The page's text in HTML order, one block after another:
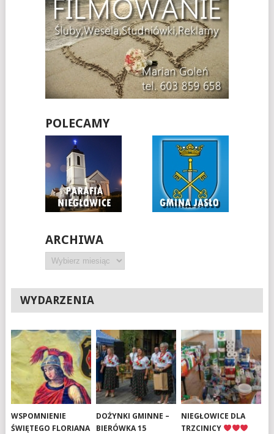
POLECAMY
ARCHIWA
Archiwa
WYDARZENIA
WSPOMNIENIE
ŚWIĘTEGO FLORIANA
DOŻYNKI GMINNE –
BIERÓWKA 15
NIEGŁOWICE DLA
TRZCINICY